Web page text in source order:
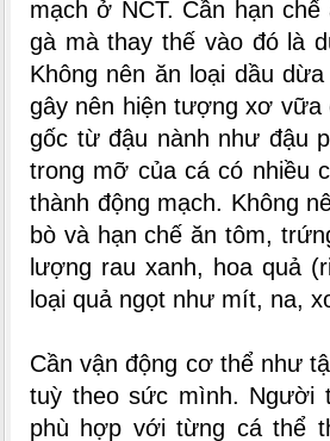
mạch ở NCT. Cần hạn
gà mà thay thế vào đó là
Không nên ăn loại dầu
gây nên hiện tượng xơ vữa
gốc từ đậu nành như đậu
trong mỡ của cá có nhiều
thành động mạch. Không
bò và hạn chế ăn tôm,
lượng rau xanh, hoa quả
loại quả ngọt như mít, na,
Cần vận động cơ thể như
tuỳ theo sức mình. Người
phù hợp với từng cá thể